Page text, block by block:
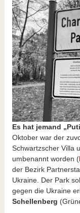
Es hat jemand
Oktober war der
Schwartzscher Villa
umbenannt worden (
der Bezirk
Ukraine. Der Park
gegen die Ukraine
Schellenberg